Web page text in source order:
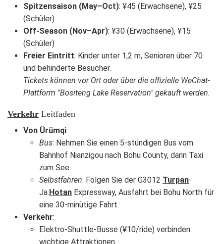
Spitzensaison (May–Oct): ¥45 (Erwachsene), ¥25
(Schüler)
Off-Season (Nov–Apr): ¥30 (Erwachsene), ¥15
(Schüler)
Freier Eintritt: Kinder unter 1,2 m, Senioren über 70
und behinderte Besucher.
Tickets können vor Ort oder über die offizielle WeChat-
Plattform "Bositeng Lake Reservation" gekauft werden.
Verkehr Leitfaden
Von Ürümqi:
Bus: Nehmen Sie einen 5-stündigen Bus vom
Bahnhof Nianzigou nach Bohu County, dann Taxi
zum See.
Selbstfahren: Folgen Sie der G3012 Turpan-
Ja.Hotan Expressway, Ausfahrt bei Bohu North für
eine 30-minütige Fahrt.
Verkehr:
Elektro-Shuttle-Busse (¥10/ride) verbinden
wichtige Attraktionen.